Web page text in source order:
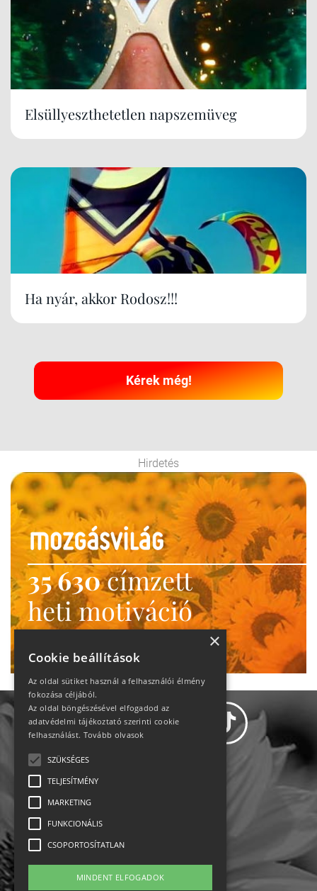
Elsüllyeszthetetlen napszemüveg
Ha nyár, akkor Rodosz!!!
Kérek még!
Hirdetés
35 630címzett
heti motiváció
Ne maradj le!
Impresszum-kapcsolat
Jogi nyilatkozat
×
Cookie beállítások
Az oldal sütiket használ a felhasználói élmény
fokozása céljából.
Az oldal böngészésével elfogadod az
adatvédelmi tájékoztató szerinti cookie
felhasználást. Tovább olvasok
SZÜKSÉGES
TELJESÍTMÉNY
MARKETING
FUNKCIONÁLIS
CSOPORTOSÍTATLAN
MINDENT ELFOGADOK